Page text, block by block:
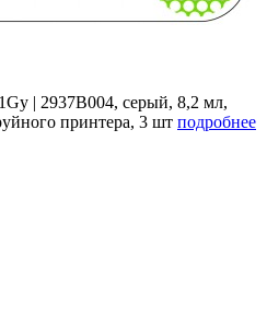
| 2937B004, серый, 8,2 мл,
принтера, 3 шт подробнее